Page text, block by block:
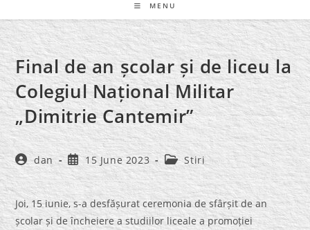
MENU
Final de an școlar și de liceu la
Colegiul Național Militar
„Dimitrie Cantemir”
Post
author:
dan
Post
published:
15 June 2023
Post
category:
Stiri
Joi, 15 iunie, s-a desfășurat ceremonia de sfârșit de an
școlar și de încheiere a studiilor liceale a promoției